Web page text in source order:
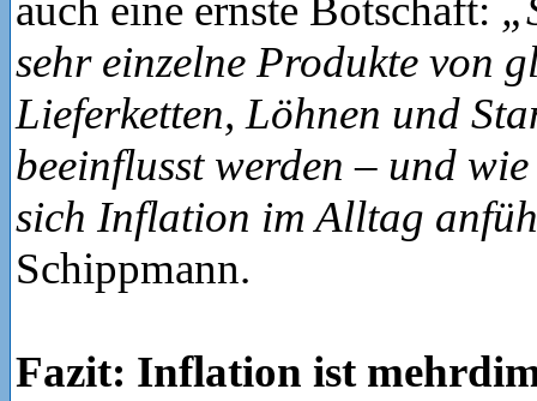
sehr einzelne Produkte von
Lieferketten, Löhnen und
beeinflusst werden – und
sich Inflation im Alltag
Schippmann.
Fazit: Inflation ist